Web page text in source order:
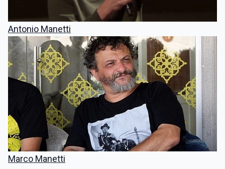
Antonio Manetti
Marco Manetti